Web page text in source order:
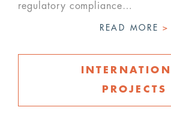
regulatory compliance…
READ MORE>
PROJECTS